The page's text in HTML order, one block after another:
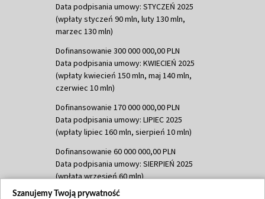
Data podpisania umowy: STYCZEŃ 2025
(wpłaty styczeń 90 mln, luty 130 mln,
marzec 130 mln)
Dofinansowanie 300 000 000,00 PLN
Data podpisania umowy: KWIECIEŃ 2025
(wpłaty kwiecień 150 mln, maj 140 mln,
czerwiec 10 mln)
Dofinansowanie 170 000 000,00 PLN
Data podpisania umowy: LIPIEC 2025
(wpłaty lipiec 160 mln, sierpień 10 mln)
Dofinansowanie 60 000 000,00 PLN
Data podpisania umowy: SIERPIEŃ 2025
(wpłata wrzesień 60 mln)
Dofinansowanie 635 783 051,21 PLN
Szanujemy Twoją prywatność